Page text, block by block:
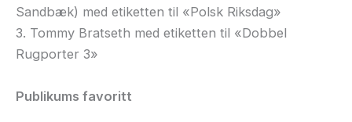
Sandbæk) med etiketten til «Polsk Riksdag»
3. Tommy Bratseth med etiketten til «Dobbel
Rugporter 3»
Publikums favoritt